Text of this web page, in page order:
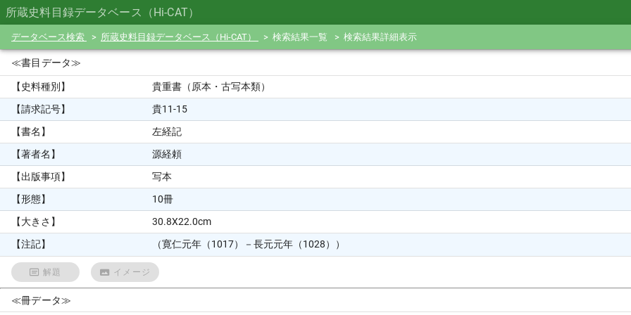
所蔵史料目録データベース（Hi-CAT）
データベース検索 所蔵史料目録データベース（Hi-CAT） 検索結果一覧 検索結果詳細表示
≪書目データ≫
【史料種別】
貴重書（原本・古写本類）
【請求記号】
貴11-15
【書名】
左経記
【著者名】
源経頼
【出版事項】
写本
【形態】
10冊
【大きさ】
30.8X22.0cm
【注記】
（寛仁元年（1017）－長元元年（1028））
解題 イメージ
≪冊データ≫